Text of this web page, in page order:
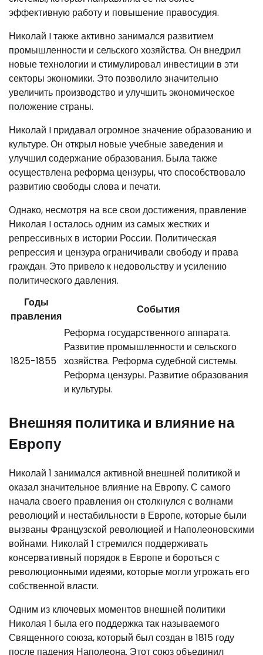
эффективную работу и повышение правосудия.
Николай I также активно занимался развитием
промышленности и сельского хозяйства. Он внедрил
новые технологии и стимулировал инвестиции в эти
секторы экономики. Это позволило значительно
увеличить производство и улучшить экономическое
положение страны.
Николай I придавал огромное значение образованию и
культуре. Он открыл новые учебные заведения и
улучшил содержание образования. Была также
осуществлена реформа цензуры, что способствовало
развитию свободы слова и печати.
Однако, несмотря на все свои достижения, правление
Николая I осталось одним из самых жестких и
репрессивных в истории России. Политическая
репрессия и цензура ограничивали свободу и права
граждан. Это привело к недовольству и усилению
политического давления.
Годы
правления
События
1825-1855
Реформа государственного аппарата.
Развитие промышленности и сельского
хозяйства. Реформа судебной системы.
Реформа цензуры. Развитие образования
и культуры.
Внешняя политика и влияние на
Европу
Николай 1 занимался активной внешней политикой и
оказал значительное влияние на Европу. С самого
начала своего правления он столкнулся с волнами
революций и нестабильности в Европе, которые были
вызваны Французской революцией и Наполеоновскими
войнами. Николай 1 стремился поддерживать
консервативный порядок в Европе и бороться с
революционными идеями, которые могли угрожать его
собственной власти.
Одним из ключевых моментов внешней политики
Николая 1 была его поддержка так называемого
Священного союза, который был создан в 1815 году
после падения Наполеона. Этот союз объединил